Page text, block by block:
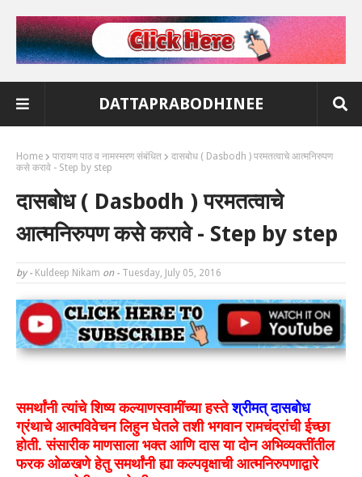
DATTAPRABODHINEE
Home पारायण पाठ व नामस्मरण संबंधित
दासबोध ( Dasbodh ) परमतत्वाचे आत्मनिरुपण
कसे करावे - Step by step
दासबोध ( Dasbodh ) परमतत्वाचे
आत्मनिरुपण कसे करावे - Step by step
by - Kuldeep Nikam on - Tuesday, July 05, 2016
समर्थांनी त्यांचे शिष्य कल्याणस्वामींच्या हस्तेश्रीमत् दासबोध
ग्रंथाचे आत्मविवेचन लिहुन घेतले तशी भगवान रामचंद्रांची ईच्छा
होती. संसारीक माणसाला भक्त आणि दास या दोन अभिव्यक्तींतील
फरक ओळखणे हेतु समर्थांनी ह्या कल्पवृक्षाची आत्मनिरुपणाद्वारे